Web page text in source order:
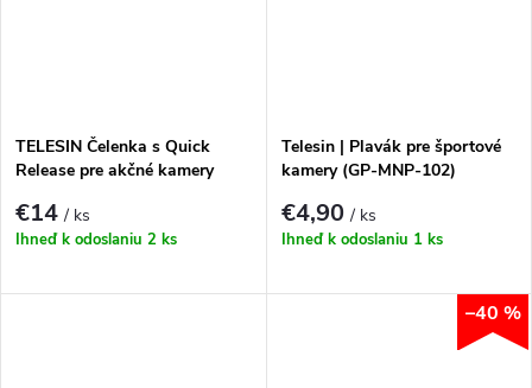
TELESIN Čelenka s Quick
Release pre akčné kamery
€14/ ks
Ihneď k odoslaniu 2 ks
Telesin | Plavák pre športové
kamery (GP-MNP-102)
€4,90/ ks
Ihneď k odoslaniu 1 ks
–40 %